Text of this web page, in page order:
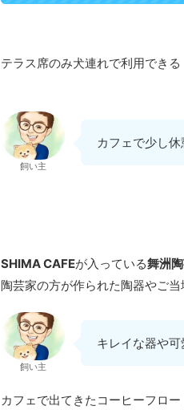
テラス席のみ犬連れで利用できる
飼い主
カフェで少し
SHIMA CAFEが入っている舞洲
陶芸家の方が作られた陶器やご
飼い主
キレイな器や
カフェで出てきたコーヒーフロー